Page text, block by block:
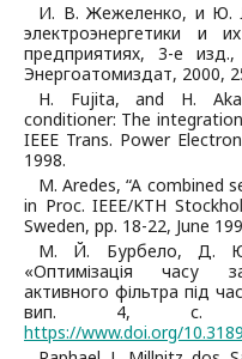
И. В. Жежеленко, и Ю.
электроэнергетики и
предприятиях, 3-е
Энергоатомиздат, 2000,
H. Fujita, and H.
conditioner: The
IEEE Trans. Power
1998.
M. Aredes, “A combined
in Proc. IEEE/KTH
Sweden, pp. 18-22, June
М. Й. Бурбело, Д.
«Оптимізація часу
активного фільтра під
вип. 4, с.
https://www.doi.org/